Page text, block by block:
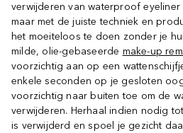
verwijderen van waterproof
maar met de juiste techniek en
het moeiteloos te doen zonder je
milde, olie-gebaseerde make-up
voorzichtig aan op een
enkele seconden op je gesloten
voorzichtig naar buiten toe om de
verwijderen. Herhaal indien nodig
is verwijderd en spoel je gezicht